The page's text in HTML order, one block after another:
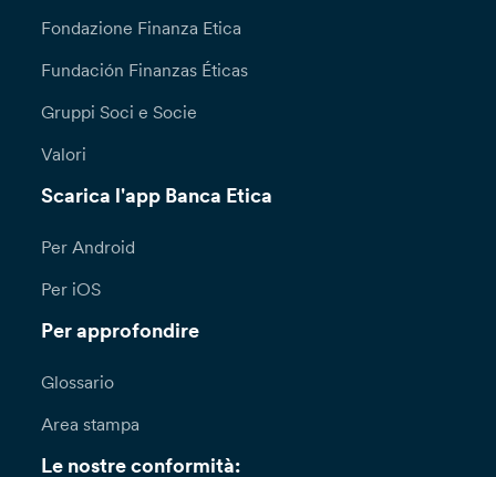
Fondazione Finanza Etica
Fundación Finanzas Éticas
Gruppi Soci e Socie
Valori
Scarica l'app Banca Etica
Per Android
Per iOS
Per approfondire
Glossario
Area stampa
Le nostre conformità: